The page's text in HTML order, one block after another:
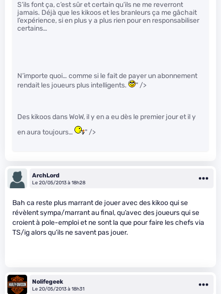
S’ils font ça, c’est sûr et certain qu’ils ne me reverront
jamais. Déjà que les kikoos et les branleurs ça me gâchait
l’expérience, si en plus y a plus rien pour en responsabiliser
certains…
N’importe quoi… comme si le fait de payer un abonnement
rendait les joueurs plus intelligents.
" />
Des kikoos dans WoW, il y en a eu dès le premier jour et il y
en aura toujours…
" />
ArchLord
Le 20/05/2013 à 18h28
Bah ca reste plus marrant de jouer avec des kikoo qui se
révèlent sympa/marrant au final, qu’avec des joueurs qui se
croient à pole-emploi et ne sont la que pour faire les chefs via
TS/ig alors qu’ils ne savent pas jouer.
Nolifegeek
Le 20/05/2013 à 18h31